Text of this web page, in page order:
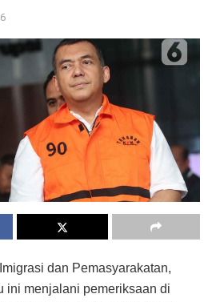
dan Pemasyarakatan,
ini menjalani pemeriksaan di